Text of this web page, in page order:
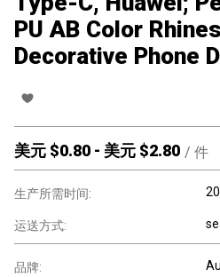
PU AB Color
Decorative Phone
美元 $0.80 - 美元 $2.80 / 件
生产所需时间:
运送方式:
品牌: